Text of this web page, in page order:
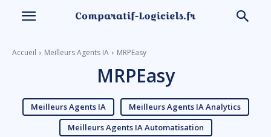
Accueil Meilleurs Agents IA MRPEasy
MRPEasy
Meilleurs Agents IA
Meilleurs Agents IA Analytics
Meilleurs Agents IA Automatisation